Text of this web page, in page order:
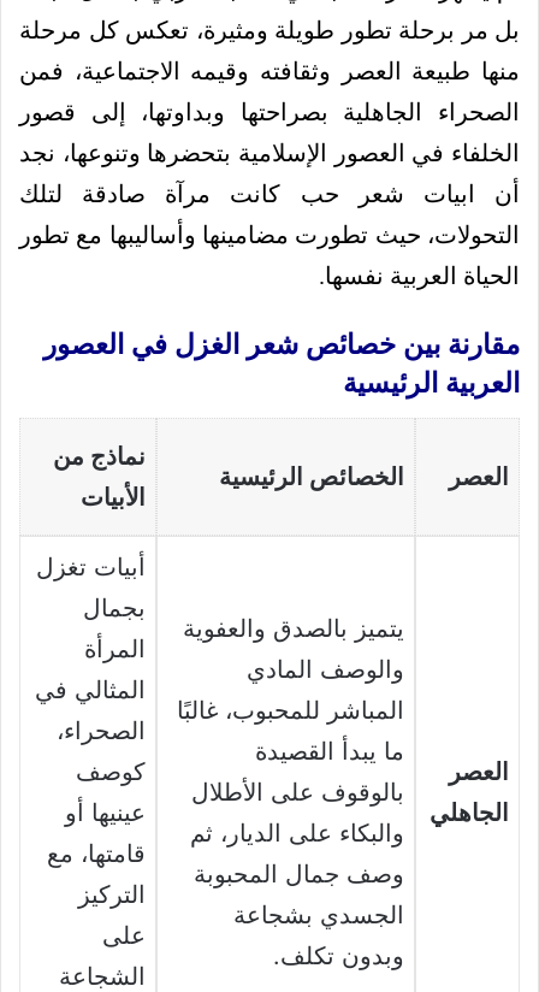
بل مر برحلة تطور طويلة ومثيرة، تعكس كل مرحلة
منها طبيعة العصر وثقافته وقيمه الاجتماعية، فمن
الصحراء الجاهلية بصراحتها وبداوتها، إلى قصور
الخلفاء في العصور الإسلامية بتحضرها وتنوعها، نجد
أن ابيات شعر حب كانت مرآة صادقة لتلك
التحولات، حيث تطورت مضامينها وأساليبها مع تطور
الحياة العربية نفسها.
مقارنة بين خصائص شعر الغزل في العصور
العربية الرئيسية
العصر الخصائص الرئيسية
نماذج من
الأبيات
العصر
الجاهلي
يتميز بالصدق والعفوية
والوصف المادي
المباشر للمحبوب، غالبًا
ما يبدأ القصيدة
بالوقوف على الأطلال
والبكاء على الديار، ثم
وصف جمال المحبوبة
الجسدي بشجاعة
وبدون تكلف.
أبيات تغزل
بجمال
المرأة
المثالي في
الصحراء،
كوصف
عينيها أو
قامتها، مع
التركيز
على
الشجاعة